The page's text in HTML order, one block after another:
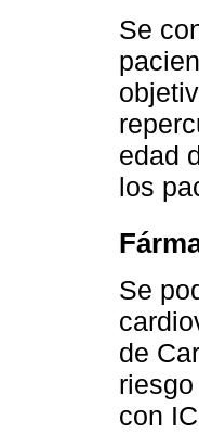
Se
edad
los
Se
de
con